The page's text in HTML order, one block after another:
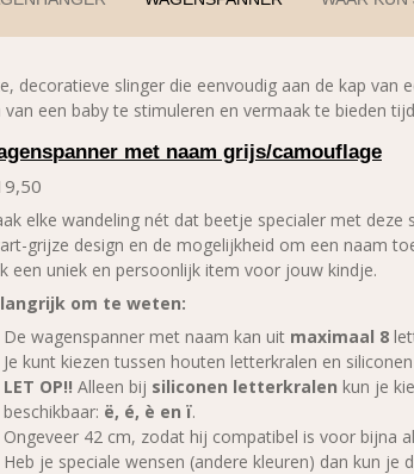
decoratieve slinger die eenvoudig aan de kap
een baby te stimuleren en vermaak te bieden
met naam grijs/camouflage
elke wandeling nét dat beetje specialer met
grijze design en de mogelijkheid om een naam
een uniek en persoonlijk item voor jouw kindje.
om te weten:
De wagenspanner met naam kan uit maximaal 8
Je kunt kiezen tussen houten letterkralen en
LET OP!! Alleen bij siliconen letterkralen kun je
beschikbaar: ë, é, è en ï.
Ongeveer 42 cm, zodat hij compatibel is voor bijna
Heb je speciale wensen (andere kleuren) dan kun